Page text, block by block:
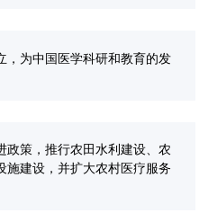
，为中国医学科研和教育的发
政策，推行农田水利建设、农
施建设，并扩大农村医疗服务